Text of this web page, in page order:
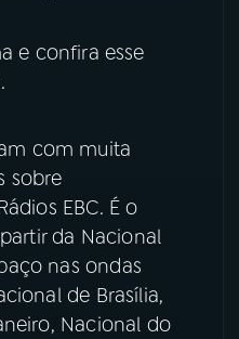
Facebook
e confira esse
com muita
sobre
EBC. É o
da Nacional
nas ondas
de Brasília,
Nacional do